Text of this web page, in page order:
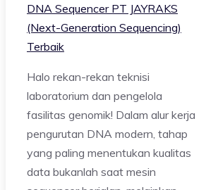
DNA Sequencer PT JAYRAKS
(Next-Generation Sequencing)
Terbaik
Halo rekan-rekan teknisi
laboratorium dan pengelola
fasilitas genomik! Dalam alur kerja
pengurutan DNA modern, tahap
yang paling menentukan kualitas
data bukanlah saat mesin